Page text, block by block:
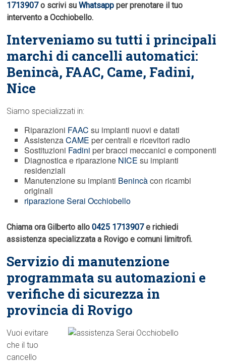
1713907o scrivi suWhatsapp per prenotare il tuo
intervento a Occhiobello.
Interveniamo su tutti i principali
marchi di cancelli automatici:
Benincà, FAAC, Came, Fadini,
Nice
Siamo specializzati in:
Riparazioni FAAC su impianti nuovi e datati
AssistenzaCAME per centrali e ricevitori radio
Sostituzioni Fadini per bracci meccanici e componenti
Diagnostica e riparazione NICE su impianti
residenziali
Manutenzione su impianti Benincàcon ricambi
originali
riparazione Serai Occhiobello
Chiama ora Gilberto allo0425 1713907e richiedi
assistenza specializzata a Rovigo e comuni limitrofi.
Servizio di manutenzione
programmata su automazioni e
verifiche di sicurezza in
provincia di Rovigo
Vuoi evitare
che il tuo
cancello